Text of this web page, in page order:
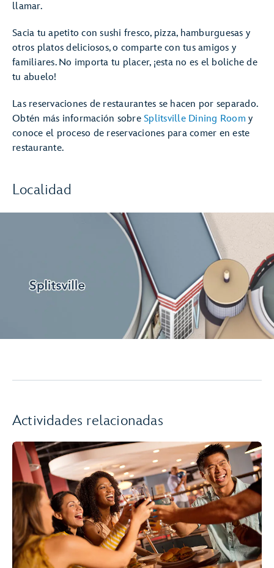
llamar.
Sacia tu apetito con sushi fresco, pizza, hamburguesas y
otros platos deliciosos, o comparte con tus amigos y
familiares. No importa tu placer, ¡esta no es el boliche de
tu abuelo!
Las reservaciones de restaurantes se hacen por separado.
Obtén más información sobre Splitsville Dining Room y
conoce el proceso de reservaciones para comer en este
restaurante.
Localidad
Actividades relacionadas